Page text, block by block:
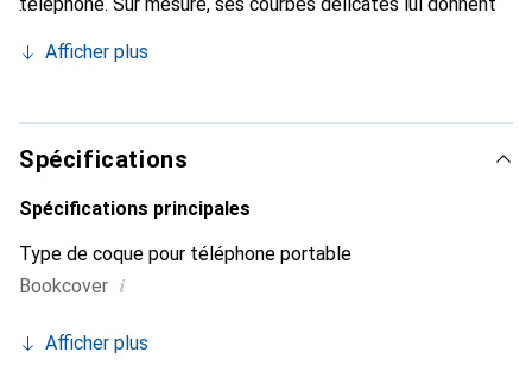
et indispensable de votre smartphone. Reconnaissable à
marque Noreve est un choix sûr pour une clientèle
exigeante.
Afficher plus
Spécifications
Spécifications principales
Type de coque pour téléphone portable
Bookcover i
Afficher plus